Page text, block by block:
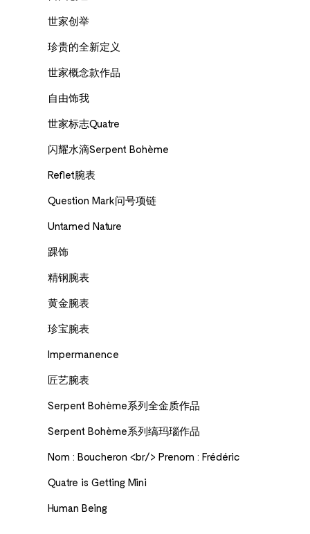
世家创举
珍贵的全新定义
世家概念款作品
自由饰我
世家标志Quatre
闪耀水滴Serpent Bohème
Reflet腕表
Question Mark问号项链
Untamed Nature
踝饰
精钢腕表
黄金腕表
珍宝腕表
Impermanence
匠艺腕表
Serpent Bohème系列全金质作品
Serpent Bohème系列缟玛瑙作品
Nom : Boucheron <br/> Prenom : Frédéric
Quatre is Getting Mini
Human Being